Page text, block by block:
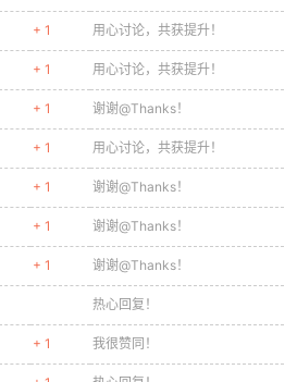
+ 1 用心讨论，共获提升！
+ 1 用心讨论，共获提升！
+ 1 谢谢@Thanks！
+ 1 用心讨论，共获提升！
+ 1 谢谢@Thanks！
+ 1 谢谢@Thanks！
+ 1 谢谢@Thanks！
热心回复！
+ 1 我很赞同！